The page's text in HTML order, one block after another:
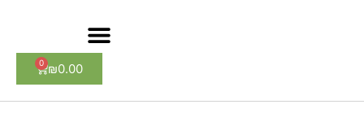
₪0.00
0